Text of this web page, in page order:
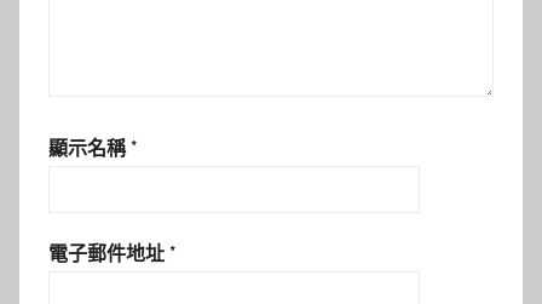
顯示名稱 *
電子郵件地址 *